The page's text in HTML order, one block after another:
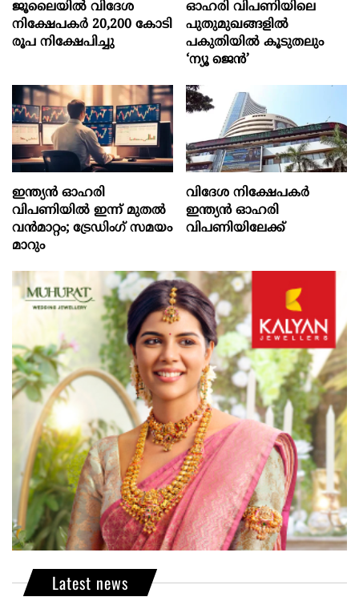
ജൂലൈയില്‍ വിദേശ
നിക്ഷേപകര്‍ 20,200 കോടി
രൂപ നിക്ഷേപിച്ചു
ഓഹരി വിപണിയിലെ
പുതുമുഖങ്ങളിൽ
പകുതിയിൽ കൂടുതലും
‘ന്യൂ ജെൻ’
ഇന്ത്യൻ ഓഹരി
വിപണിയിൽ ഇന്ന് മുതൽ
വൻമാറ്റം; ട്രേഡിംഗ് സമയം
മാറും
വിദേശ നിക്ഷേപകര്‍
ഇന്ത്യൻ ഓഹരി
വിപണിയിലേക്ക്
Latest news